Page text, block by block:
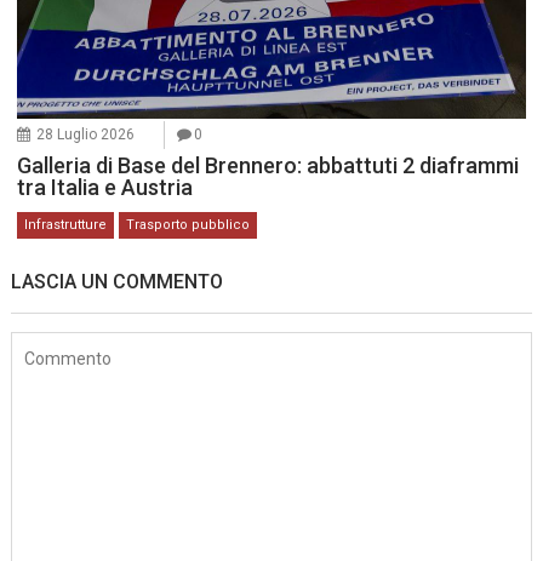
28 Luglio 2026 0
Galleria di Base del Brennero: abbattuti 2 diaframmi
tra Italia e Austria
Infrastrutture Trasporto pubblico
LASCIA UN COMMENTO